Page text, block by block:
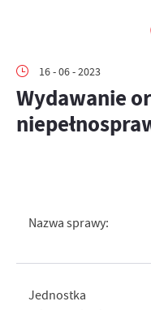
16 - 06 - 2023
Wydawanie
Nazwa sprawy:
Jednostka